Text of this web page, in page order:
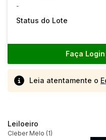
-
Status do Lote
Faça Login
Leia atentamente o
Leiloeiro
Cleber Melo (1)